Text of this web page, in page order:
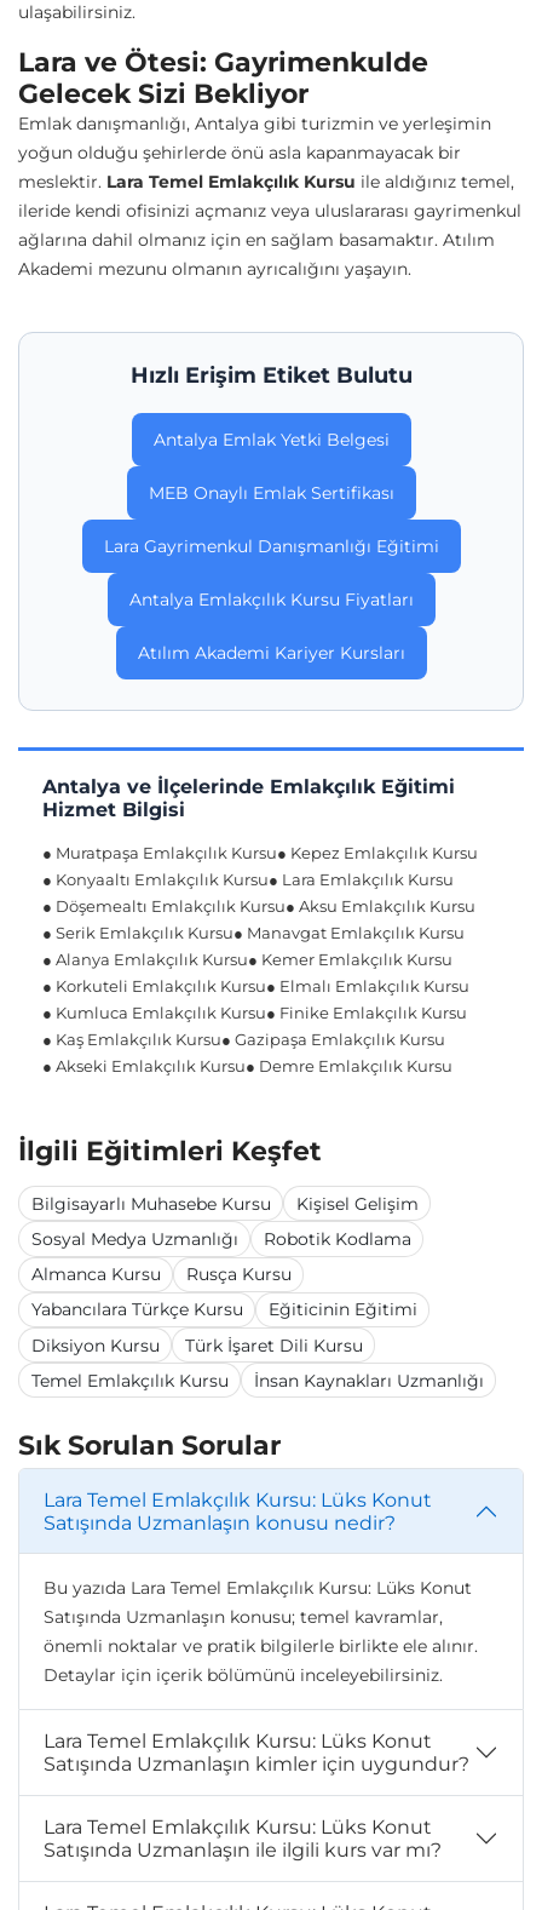
ulaşabilirsiniz.
Lara ve Ötesi: Gayrimenkulde
Gelecek Sizi Bekliyor
Emlak danışmanlığı, Antalya gibi turizmin ve yerleşimin
yoğun olduğu şehirlerde önü asla kapanmayacak bir
meslektir. Lara Temel Emlakçılık Kursu ile aldığınız temel,
ileride kendi ofisinizi açmanız veya uluslararası gayrimenkul
ağlarına dahil olmanız için en sağlam basamaktır. Atılım
Akademi mezunu olmanın ayrıcalığını yaşayın.
Hızlı Erişim Etiket Bulutu
Antalya Emlak Yetki Belgesi
MEB Onaylı Emlak Sertifikası
Lara Gayrimenkul Danışmanlığı Eğitimi
Antalya Emlakçılık Kursu Fiyatları
Atılım Akademi Kariyer Kursları
Antalya ve İlçelerinde Emlakçılık Eğitimi
Hizmet Bilgisi
● Muratpaşa Emlakçılık Kursu● Kepez Emlakçılık Kursu
● Konyaaltı Emlakçılık Kursu● Lara Emlakçılık Kursu
● Döşemealtı Emlakçılık Kursu● Aksu Emlakçılık Kursu
● Serik Emlakçılık Kursu● Manavgat Emlakçılık Kursu
● Alanya Emlakçılık Kursu● Kemer Emlakçılık Kursu
● Korkuteli Emlakçılık Kursu● Elmalı Emlakçılık Kursu
● Kumluca Emlakçılık Kursu● Finike Emlakçılık Kursu
● Kaş Emlakçılık Kursu● Gazipaşa Emlakçılık Kursu
● Akseki Emlakçılık Kursu● Demre Emlakçılık Kursu
İlgili Eğitimleri Keşfet
Bilgisayarlı Muhasebe Kursu
Kişisel Gelişim
Sosyal Medya Uzmanlığı
Robotik Kodlama
Almanca Kursu
Rusça Kursu
Yabancılara Türkçe Kursu
Eğiticinin Eğitimi
Diksiyon Kursu
Türk İşaret Dili Kursu
Temel Emlakçılık Kursu
İnsan Kaynakları Uzmanlığı
Sık Sorulan Sorular
Lara Temel Emlakçılık Kursu: Lüks Konut
Satışında Uzmanlaşın konusu nedir?
Bu yazıda Lara Temel Emlakçılık Kursu: Lüks Konut
Satışında Uzmanlaşın konusu; temel kavramlar,
önemli noktalar ve pratik bilgilerle birlikte ele alınır.
Detaylar için içerik bölümünü inceleyebilirsiniz.
Lara Temel Emlakçılık Kursu: Lüks Konut
Satışında Uzmanlaşın kimler için uygundur?
Lara Temel Emlakçılık Kursu: Lüks Konut
Satışında Uzmanlaşın ile ilgili kurs var mı?